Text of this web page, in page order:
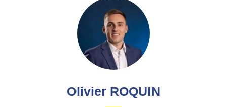
Olivier ROQUIN